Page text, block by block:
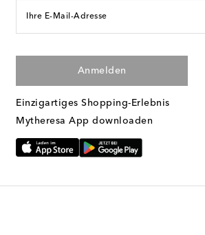
Ihre E-Mail-Adresse
Anmelden
Einzigartiges Shopping-Erlebnis
Mytheresa App downloaden